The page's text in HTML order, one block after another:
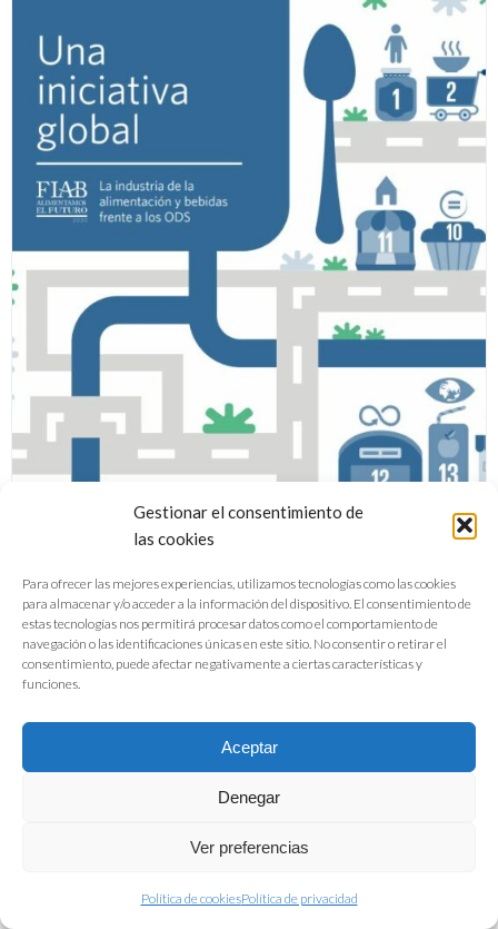
Gestionar el consentimiento de
las cookies
Para ofrecer las mejores experiencias, utilizamos tecnologías como las cookies
para almacenar y/o acceder a la información del dispositivo. El consentimiento de
estas tecnologías nos permitirá procesar datos como el comportamiento de
navegación o las identificaciones únicas en este sitio. No consentir o retirar el
consentimiento, puede afectar negativamente a ciertas características y
funciones.
Aceptar
Denegar
Ver preferencias
Política de cookiesPolítica de privacidad
Una iniciativa global: la industria de
alimentación y bebidas frente a los
ODS